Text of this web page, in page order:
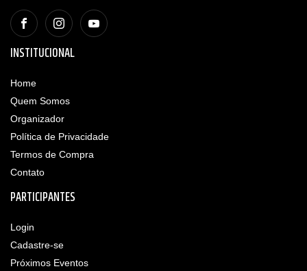
INSTITUCIONAL
Home
Quem Somos
Organizador
Política de Privacidade
Termos de Compra
Contato
PARTICIPANTES
Login
Cadastre-se
Próximos Eventos